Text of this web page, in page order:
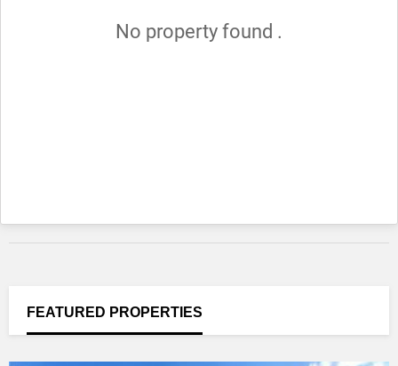
No property found .
FEATURED PROPERTIES